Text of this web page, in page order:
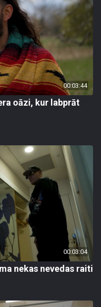
00:03:44
oāzi, kur labprāt
00:03:04
nekas nevedas raiti